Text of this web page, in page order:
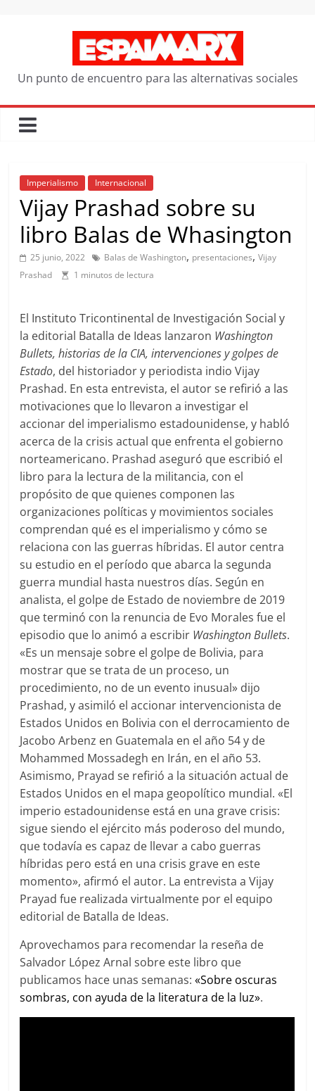
Un punto de encuentro para las alternativas sociales
Imperialismo Internacional
Vijay Prashad sobre su
libro Balas de Whasington
25 junio, 2022 Balas de Washington, presentaciones,Vijay
Prashad
1 minutos de lectura
El Instituto Tricontinental de Investigación Social y
la editorial Batalla de Ideas lanzaron Washington
Bullets, historias de la CIA, intervenciones y golpes de
Estado, del historiador y periodista indio Vijay
Prashad. En esta entrevista, el autor se refirió a las
motivaciones que lo llevaron a investigar el
accionar del imperialismo estadounidense, y habló
acerca de la crisis actual que enfrenta el gobierno
norteamericano. Prashad aseguró que escribió el
libro para la lectura de la militancia, con el
propósito de que quienes componen las
organizaciones políticas y movimientos sociales
comprendan qué es el imperialismo y cómo se
relaciona con las guerras híbridas. El autor centra
su estudio en el período que abarca la segunda
guerra mundial hasta nuestros días. Según en
analista, el golpe de Estado de noviembre de 2019
que terminó con la renuncia de Evo Morales fue el
episodio que lo animó a escribir Washington Bullets.
«Es un mensaje sobre el golpe de Bolivia, para
mostrar que se trata de un proceso, un
procedimiento, no de un evento inusual» dijo
Prashad, y asimiló el accionar intervencionista de
Estados Unidos en Bolivia con el derrocamiento de
Jacobo Arbenz en Guatemala en el año 54 y de
Mohammed Mossadegh en Irán, en el año 53.
Asimismo, Prayad se refirió a la situación actual de
Estados Unidos en el mapa geopolítico mundial. «El
imperio estadounidense está en una grave crisis:
sigue siendo el ejército más poderoso del mundo,
que todavía es capaz de llevar a cabo guerras
híbridas pero está en una crisis grave en este
momento», afirmó el autor. La entrevista a Vijay
Prayad fue realizada virtualmente por el equipo
editorial de Batalla de Ideas.
Aprovechamos para recomendar la reseña de
Salvador López Arnal sobre este libro que
publicamos hace unas semanas:«Sobre oscuras
sombras, con ayuda de la literatura de la luz».